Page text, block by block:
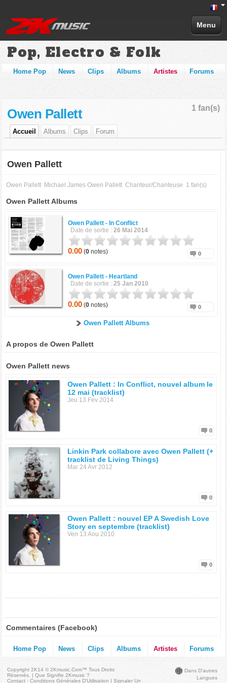
Menu
Pop, Electro & Folk
Home Pop News Clips Albums Artistes Forums
1 fan(s)
Owen Pallett
Accueil Albums Clips Forum
Owen Pallett
Owen Pallett Michael James Owen Pallett Chanteur/Chanteuse 1 fan(s)
Owen Pallett Albums
Owen Pallett - In Conflict
Date de sortie :26 Mai 2014
0.00 (0 notes) 0
Owen Pallett - Heartland
Date de sortie :25 Jan 2010
0.00 (0 notes) 0
Owen Pallett Albums
A propos de Owen Pallett
Owen Pallett news
Owen Pallett : In Conflict, nouvel album le
12 mai (tracklist)
Jeu 13 Fev 2014
0
Linkin Park collabore avec Owen Pallett (+
tracklist de Living Things)
Mar 24 Avr 2012
0
Owen Pallett : nouvel EP A Swedish Love
Story en septembre (tracklist)
Ven 13 Aou 2010
0
Commentaires (Facebook)
Home Pop News Clips Albums Artistes Forums
Dans D'autres
Langues
Copyright 2K14 © 2Kmusic.com™Tous Droits
Réservés . |Que Signifie 2Kmusic ?
Contact - Conditions Générales D'Utilisation |Signaler Un